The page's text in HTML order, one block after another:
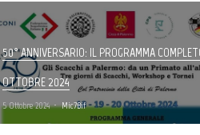
50° ANNIVERSARIO: IL PROGRAMMA
OTTOBRE 2024
5 Ottobre 2024 Mic7Bif